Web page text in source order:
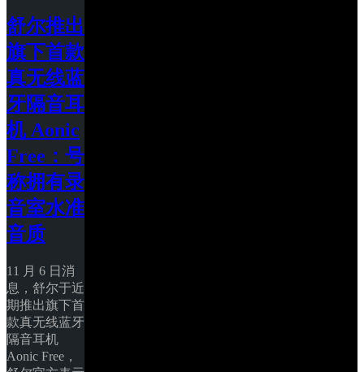
舒尔推出
旗下首款
真无线蓝
牙隔音耳
机 Aonic
Free：号
称拥有录
音室水准
音质
11 月 6 日消
息，舒尔于近
期推出旗下首
款真无线蓝牙
隔音耳机
Aonic Free，